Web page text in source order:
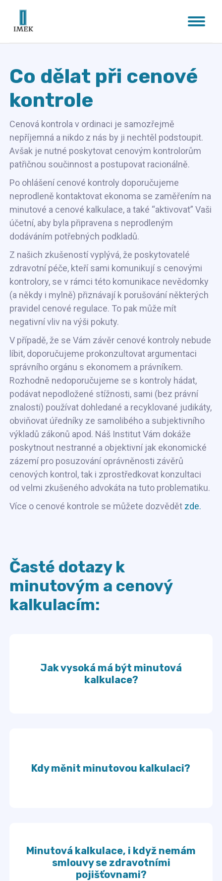
Co dělat při cenové
kontrole
Cenová kontrola v ordinaci je samozřejmě
nepříjemná a nikdo z nás by ji nechtěl podstoupit.
Avšak je nutné poskytovat cenovým kontrolorům
patřičnou součinnost a postupovat racionálně.
Po ohlášení cenové kontroly doporučujeme
neprodleně kontaktovat ekonoma se zaměřením na
minutové a cenové kalkulace, a také “aktivovat” Vaši
účetní, aby byla připravena s neprodleným
dodáváním potřebných podkladů.
Z našich zkušeností vyplývá, že poskytovatelé
zdravotní péče, kteří sami komunikují s cenovými
kontrolory, se v rámci této komunikace nevědomky
(a někdy i mylně) přiznávají k porušování některých
pravidel cenové regulace. To pak může mít
negativní vliv na výši pokuty.
V případě, že se Vám závěr cenové kontroly nebude
líbit, doporučujeme prokonzultovat argumentaci
správního orgánu s ekonomem a právníkem.
Rozhodně nedoporučujeme se s kontroly hádat,
podávat nepodložené stížnosti, sami (bez právní
znalosti) používat dohledané a recyklované judikáty,
obviňovat úředníky ze samolibého a subjektivního
výkladů zákonů apod. Náš Institut Vám dokáže
poskytnout nestranné a objektivní jak ekonomické
zázemí pro posuzování oprávněnosti závěrů
cenových kontrol, tak i zprostředkovat konzultaci
od velmi zkušeného advokáta na tuto problematiku.
Více o cenové kontrole se můžete dozvědět zde.
Časté dotazy k
minutovým a cenový
kalkulacím:
Jak vysoká má být minutová
kalkulace?
Kdy měnit minutovou kalkulaci?
Minutová kalkulace, i když nemám
smlouvy se zdravotními
pojišťovnami?